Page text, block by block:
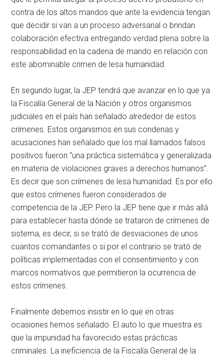
contra de los altos mandos que ante la evidencia tengan
que decidir si van a un proceso adversarial o brindan
colaboración efectiva entregando verdad plena sobre la
responsabilidad en la cadena de mando en relación con
este abominable crimen de lesa humanidad.
En segundo lugar, la JEP tendrá que avanzar en lo que ya
la Fiscalía General de la Nación y otros organismos
judiciales en el país han señalado alrededor de estos
crímenes. Estos organismos en sus condenas y
acusaciones han señalado que los mal llamados falsos
positivos fueron “una práctica sistemática y generalizada
en materia de violaciones graves a derechos humanos”.
Es decir que son crímenes de lesa humanidad. Es por ello
que estos crímenes fueron considerados de
competencia de la JEP. Pero la JEP tiene que ir más allá
para establecer hasta dónde se trataron de crímenes de
sistema, es decir, si se trató de desviaciones de unos
cuantos comandantes o si por el contrario se trató de
políticas implementadas con el consentimiento y con
marcos normativos que permitieron la ocurrencia de
estos crímenes.
Finalmente debemos insistir en lo que en otras
ocasiones hemos señalado. El auto lo que muestra es
que la impunidad ha favorecido estas prácticas
criminales. La ineficiencia de la Fiscalía General de la